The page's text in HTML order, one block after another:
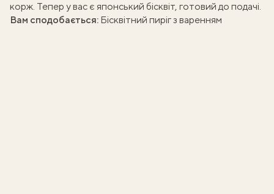
корж. Тепер у вас є японський бісквіт, готовий до подачі.
Вам сподобається: Бісквітний пиріг з варенням